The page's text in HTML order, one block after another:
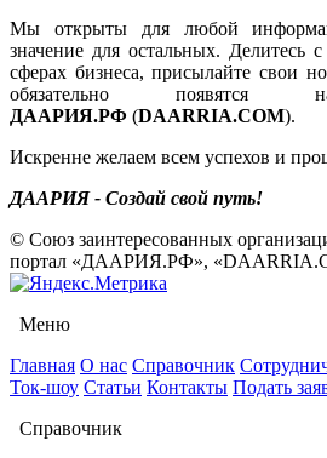
Мы открыты для любой
значение для остальных. Делитесь
сферах бизнеса, присылайте свои
обязательно
ДААРИЯ.РФ (DAARRIA.COM).
Искренне желаем всем успехов и
ДААРИЯ - Создай свой путь!
© Союз заинтересованных
портал «ДААРИЯ.РФ»,
Меню
Главная О нас Справочник
Ток-шоу Статьи Контакты Подать
Справочник